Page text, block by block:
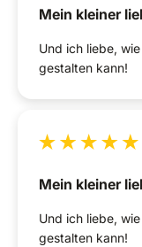
Mein kleiner
Und ich liebe,
gestalten kann!
Mein kleiner
Und ich liebe,
gestalten kann!